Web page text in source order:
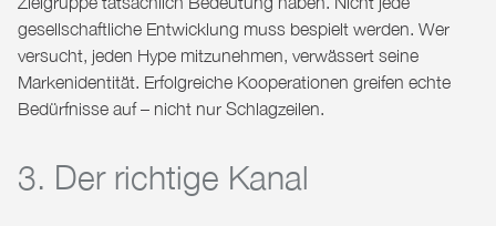
gesellschaftliche Entwicklung muss bespielt werden. Wer
versucht, jeden Hype mitzunehmen, verwässert seine
Markenidentität. Erfolgreiche Kooperationen greifen echte
Bedürfnisse auf – nicht nur Schlagzeilen.
3. Der richtige Kanal